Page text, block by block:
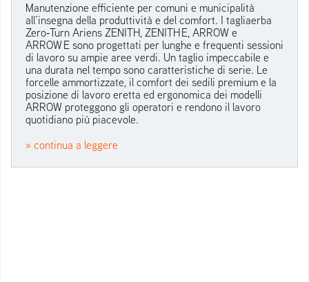
Manutenzione efficiente per comuni e municipalità
all’insegna della produttività e del comfort. I tagliaerba
Zero‑Turn Ariens ZENITH, ZENITH E, ARROW e
ARROW E sono progettati per lunghe e frequenti sessioni
di lavoro su ampie aree verdi. Un taglio impeccabile e
una durata nel tempo sono caratteristiche di serie. Le
forcelle ammortizzate, il comfort dei sedili premium e la
posizione di lavoro eretta ed ergonomica dei modelli
ARROW proteggono gli operatori e rendono il lavoro
quotidiano più piacevole.
» continua a leggere